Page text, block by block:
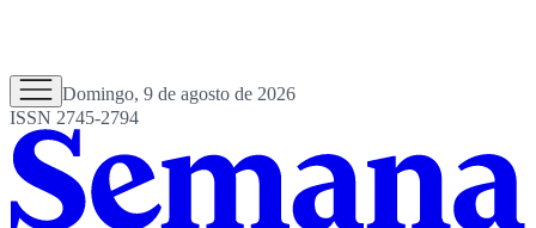
Domingo, 9 de agosto de 2026
ISSN 2745-2794